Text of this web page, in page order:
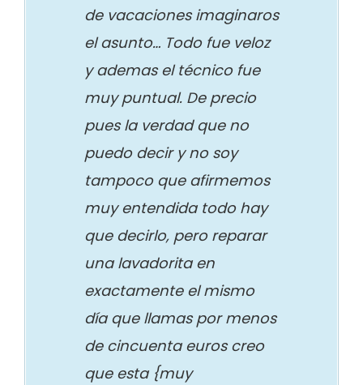
de vacaciones imaginaros
el asunto… Todo fue veloz
y ademas el técnico fue
muy puntual. De precio
pues la verdad que no
puedo decir y no soy
tampoco que afirmemos
muy entendida todo hay
que decirlo, pero reparar
una lavadorita en
exactamente el mismo
día que llamas por menos
de cincuenta euros creo
que esta {muy